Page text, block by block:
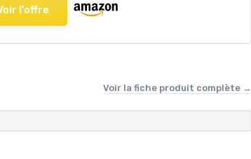
l'offre
Voir la fiche produit complète →